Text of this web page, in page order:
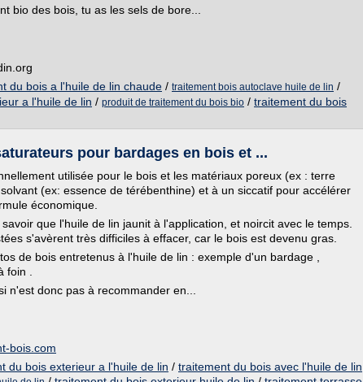
bio des bois, tu as les sels de bore...
du bois a l'huile de lin chaude / traitement bois autoclave huile de lin /
a l'huile de lin / produit de traitement du bois bio / traitement du bois
pour bardages en bois et ...
utilisée pour le bois et les matériaux poreux (ex : terre
(ex: essence de térébenthine) et à un siccatif pour accélérer
économique.
que l'huile de lin jaunit à l'application, et noircit avec le temps.
s'avèrent très difficiles à effacer, car le bois est devenu gras.
de bois entretenus à l'huile de lin : exemple d'un bardage ,
.
n'est donc pas à recommander en...
bois.com
du bois exterieur a l'huile de lin / traitement du bois avec l'huile de lin